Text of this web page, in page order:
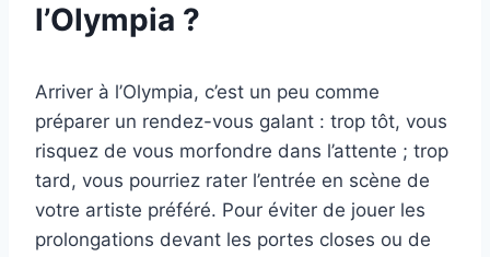
l’Olympia ?
Arriver à l’Olympia, c’est un peu comme
préparer un rendez-vous galant : trop tôt, vous
risquez de vous morfondre dans l’attente ; trop
tard, vous pourriez rater l’entrée en scène de
votre artiste préféré. Pour éviter de jouer les
prolongations devant les portes closes ou de